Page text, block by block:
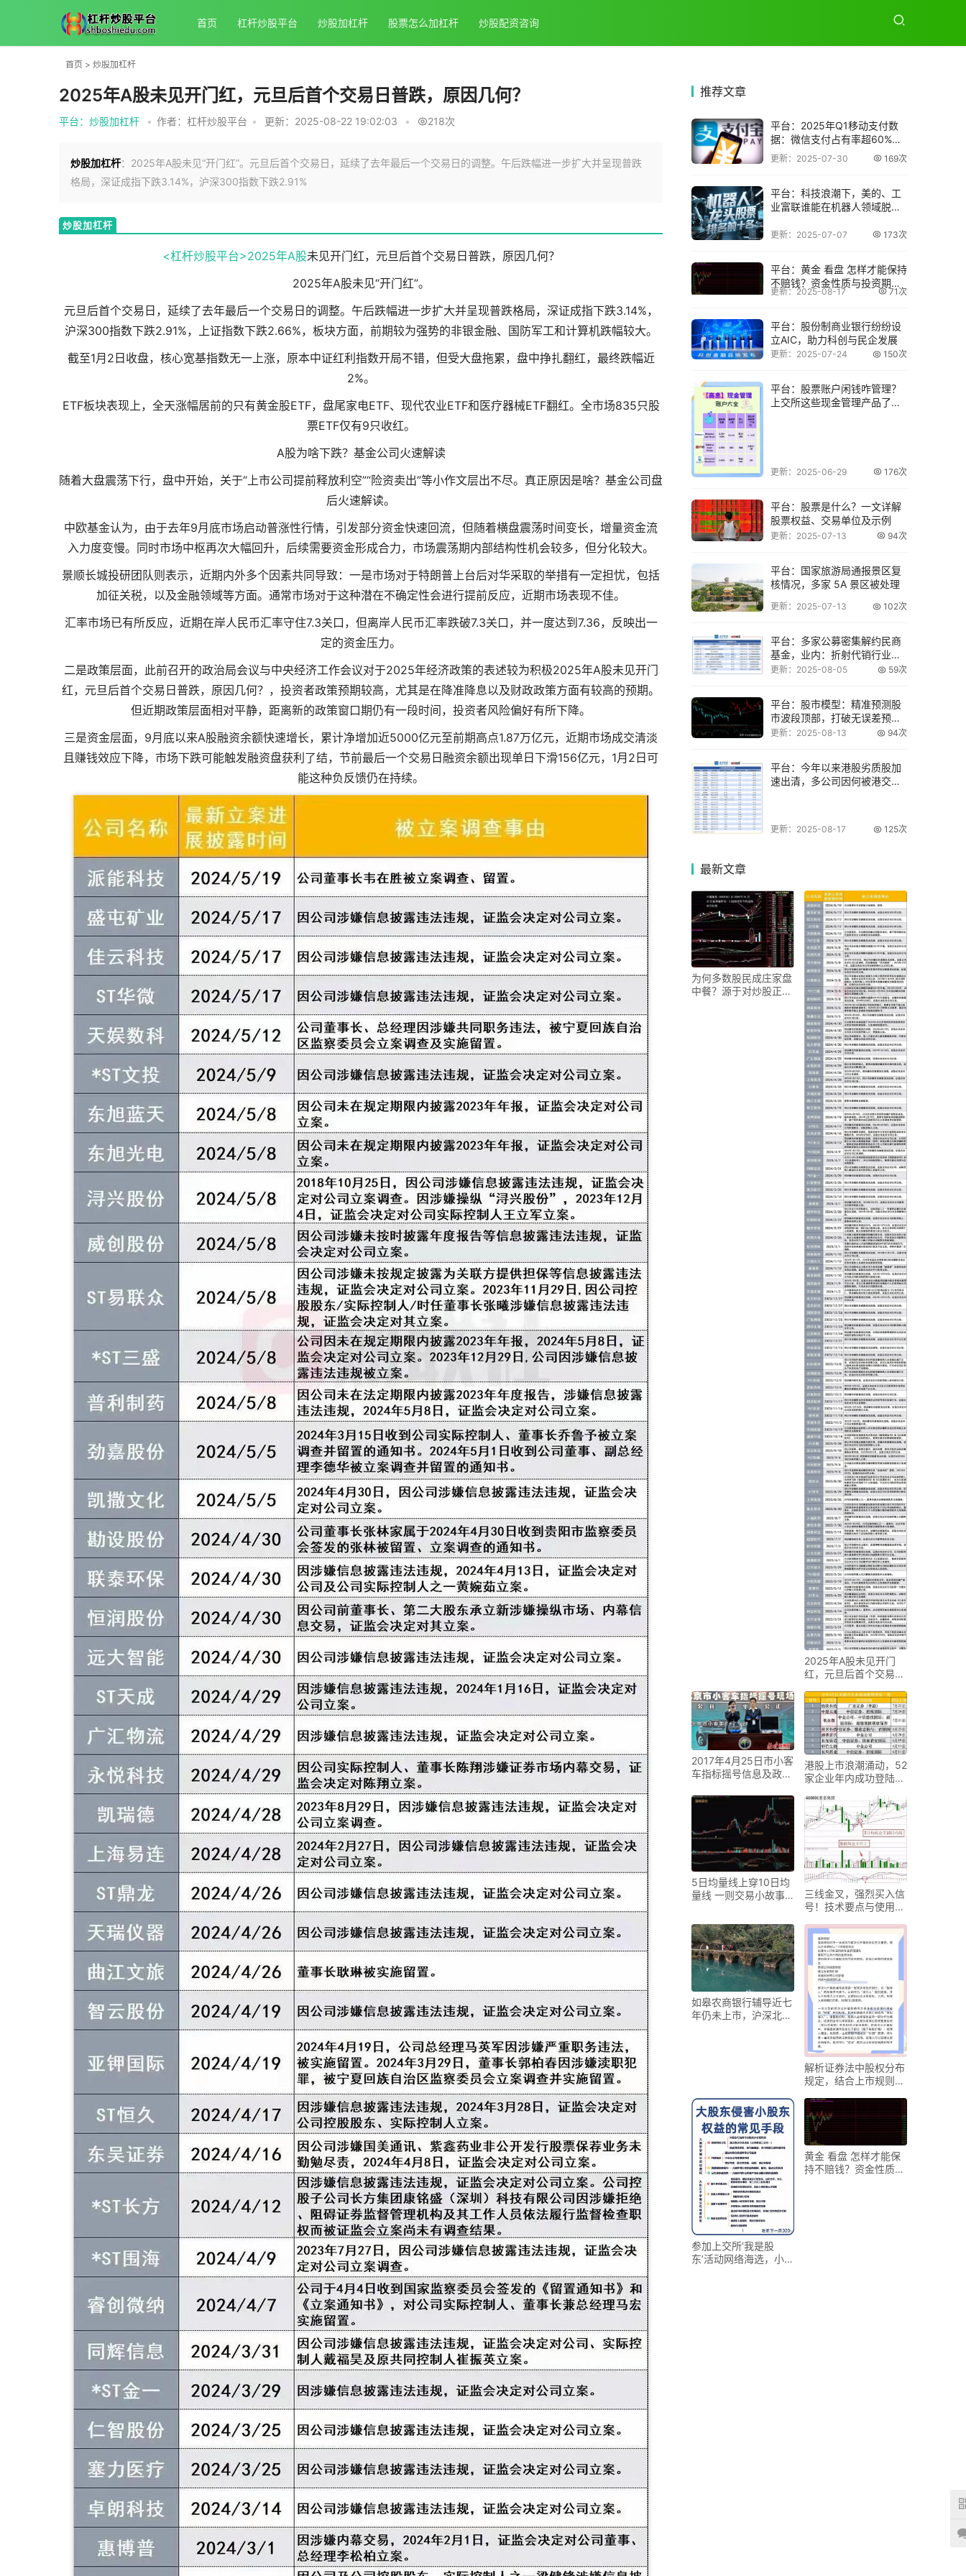
首页 杠杆炒股平台 炒股加杠杆 股票怎么加杠杆 炒股配资咨询
首页 > 炒股加杠杆
2025年A股未见开门红，元旦后首个交易日普跌，原因几何？
平台：炒股加杠杆 • 作者：杠杆炒股平台 • 更新：2025-08-22 19:02:03 • 218次
炒股加杠杆：2025年A股未见“开门红”。元旦后首个交易日，延续了去年最后一个交易日的调整。午后跌幅进一步扩大并呈现普跌
格局，深证成指下跌3.14%，沪深300指数下跌2.91%
炒股加杠杆
<杠杆炒股平台>2025年A股未见开门红，元旦后首个交易日普跌，原因几何？
2025年A股未见“开门红”。
元旦后首个交易日，延续了去年最后一个交易日的调整。午后跌幅进一步扩大并呈现普跌格局，深证成指下跌3.14%，
沪深300指数下跌2.91%，上证指数下跌2.66%，板块方面，前期较为强势的非银金融、国防军工和计算机跌幅较大。
截至1月2日收盘，核心宽基指数无一上涨，原本中证红利指数开局不错，但受大盘拖累，盘中挣扎翻红，最终跌幅近
2%。
ETF板块表现上，全天涨幅居前的只有黄金股ETF，盘尾家电ETF、现代农业ETF和医疗器械ETF翻红。全市场835只股
票ETF仅有9只收红。
A股为啥下跌？基金公司火速解读
随着大盘震荡下行，盘中开始，关于“上市公司提前释放利空”“险资卖出”等小作文层出不尽。真正原因是啥？基金公司盘
后火速解读。
中欧基金认为，由于去年9月底市场启动普涨性行情，引发部分资金快速回流，但随着横盘震荡时间变长，增量资金流
入力度变慢。同时市场中枢再次大幅回升，后续需要资金形成合力，市场震荡期内部结构性机会较多，但分化较大。
景顺长城投研团队则表示，近期内外多个因素共同导致：一是市场对于特朗普上台后对华采取的举措有一定担忧，包括
加征关税，以及金融领域等方面。通常市场对于这种潜在不确定性会进行提前反应，近期市场表现不佳。
汇率市场已有所反应，近期在岸人民币汇率守住7.3关口，但离岸人民币汇率跌破7.3关口，并一度达到7.36，反映出一
定的资金压力。
二是政策层面，此前召开的政治局会议与中央经济工作会议对于2025年经济政策的表述较为积极2025年A股未见开门
红，元旦后首个交易日普跌，原因几何？，投资者政策预期较高，尤其是在降准降息以及财政政策方面有较高的预期。
但近期政策层面相对平静，距离新的政策窗口期仍有一段时间，投资者风险偏好有所下降。
三是资金层面，9月底以来A股融资余额快速增长，累计净增加近5000亿元至前期高点1.87万亿元，近期市场成交清淡
且赚钱效应下降，市场下跌可能触发融资盘获利了结，节前最后一个交易日融资余额出现单日下滑156亿元，1月2日可
能这种负反馈仍在持续。
推荐文章
平台：2025年Q1移动支付数
据：微信支付占有率超60%，
支付宝还
更新：2025-07-30 169次
平台：科技浪潮下，美的、工
业富联谁能在机器人领域脱颖
更新：2025-07-07 173次
平台：黄金 看盘 怎样才能保持
不赔钱？资金性质与投资期限
很关键
更新：2025-08-17 71次
平台：股份制商业银行纷纷设
立AIC，助力科创与民企发展
更新：2025-07-24 150次
平台：股票账户闲钱咋管理？
上交所这些现金管理产品了解
更新：2025-06-29 176次
平台：股票是什么？一文详解
股票权益、交易单位及示例
更新：2025-07-13 94次
平台：国家旅游局通报景区复
核情况，多家 5A 景区被处理
更新：2025-07-13 102次
平台：多家公募密集解约民商
基金，业内：折射代销行业渠
道变革
更新：2025-08-05 59次
平台：股市模型：精准预测股
市波段顶部，打破无误差预测
神话
更新：2025-08-13 94次
平台：今年以来港股劣质股加
速出清，多公司因何被港交所
更新：2025-08-17 125次
最新文章
为何多数股民成庄家盘
中餐？源于对炒股正确
2025年A股未见开门
红，元旦后首个交易日
2017年4月25日市小客
车指标摇号信息及政策
港股上市浪潮涌动，52
家企业年内成功登陆，
5日均量线上穿10日均
量线 一则交易小故事
三线金叉，强烈买入信
号！技术要点与使用技
如皋农商银行辅导近七
年仍未上市，沪深北交
解析证券法中股权分布
规定，结合上市规则与
参加上交所‘我是股
东’活动网络海选，小股
黄金 看盘 怎样才能保
持不赔钱？资金性质与